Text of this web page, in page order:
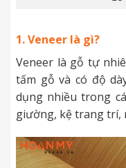
1. Veneer là gì?
Veneer là gỗ tự
tấm gỗ và có độ
dụng nhiều trong
giường, kệ trang trí,